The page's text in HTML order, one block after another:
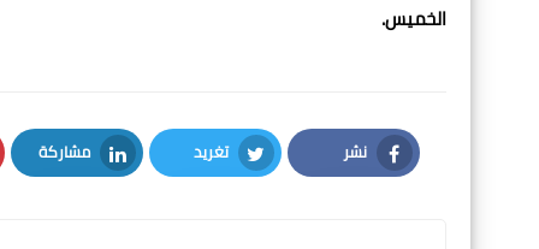
الخميس.
نشر
Facebook
تغريد
Twitter
مشاركة
LinkedIn